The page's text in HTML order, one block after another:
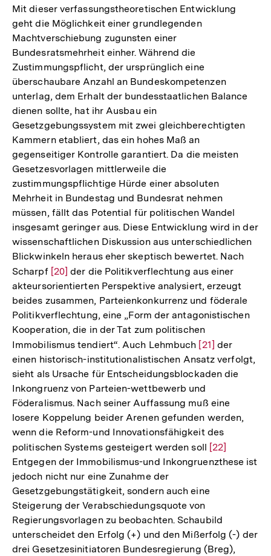
der
Fußnote
Mit dieser verfassungstheoretischen Entwicklung
geht die Möglichkeit einer grundlegenden
Machtverschiebung zugunsten einer
Bundesratsmehrheit einher. Während die
Zustimmungspflicht, der ursprünglich eine
überschaubare Anzahl an Bundeskompetenzen
unterlag, dem Erhalt der bundesstaatlichen Balance
dienen sollte, hat ihr Ausbau ein
Gesetzgebungssystem mit zwei gleichberechtigten
Kammern etabliert, das ein hohes Maß an
gegenseitiger Kontrolle garantiert. Da die meisten
Gesetzesvorlagen mittlerweile die
zustimmungspflichtige Hürde einer absoluten
Mehrheit in Bundestag und Bundesrat nehmen
müssen, fällt das Potential für politischen Wandel
insgesamt geringer aus. Diese Entwicklung wird in der
wissenschaftlichen Diskussion aus unterschiedlichen
Blickwinkeln heraus eher skeptisch bewertet. Nach
Scharpf Zur
Auflösung
der
Fußnote
[20] der die Politikverflechtung aus einer
akteursorientierten Perspektive analysiert, erzeugt
beides zusammen, Parteienkonkurrenz und föderale
Politikverflechtung, eine „Form der antagonistischen
Kooperation, die in der Tat zum politischen
Immobilismus tendiert“. Auch Lehmbuch Zur
Auflösung
der
Fußnote
[21] der
einen historisch-institutionalistischen Ansatz verfolgt,
sieht als Ursache für Entscheidungsblockaden die
Inkongruenz von Parteien-wettbewerb und
Föderalismus. Nach seiner Auffassung muß eine
losere Koppelung beider Arenen gefunden werden,
wenn die Reform-und Innovationsfähigkeit des
politischen Systems gesteigert werden soll Zur
Auflösung
Fußnote
[22]
Entgegen der Immobilismus-und Inkongruenzthese ist
jedoch nicht nur eine Zunahme der
Gesetzgebungstätigkeit, sondern auch eine
Steigerung der Verabschiedungsquote von
Regierungsvorlagen zu beobachten. Schaubild
unterscheidet den Erfolg (+) und den Mißerfolg (-) der
drei Gesetzesinitiatoren Bundesregierung (Breg),